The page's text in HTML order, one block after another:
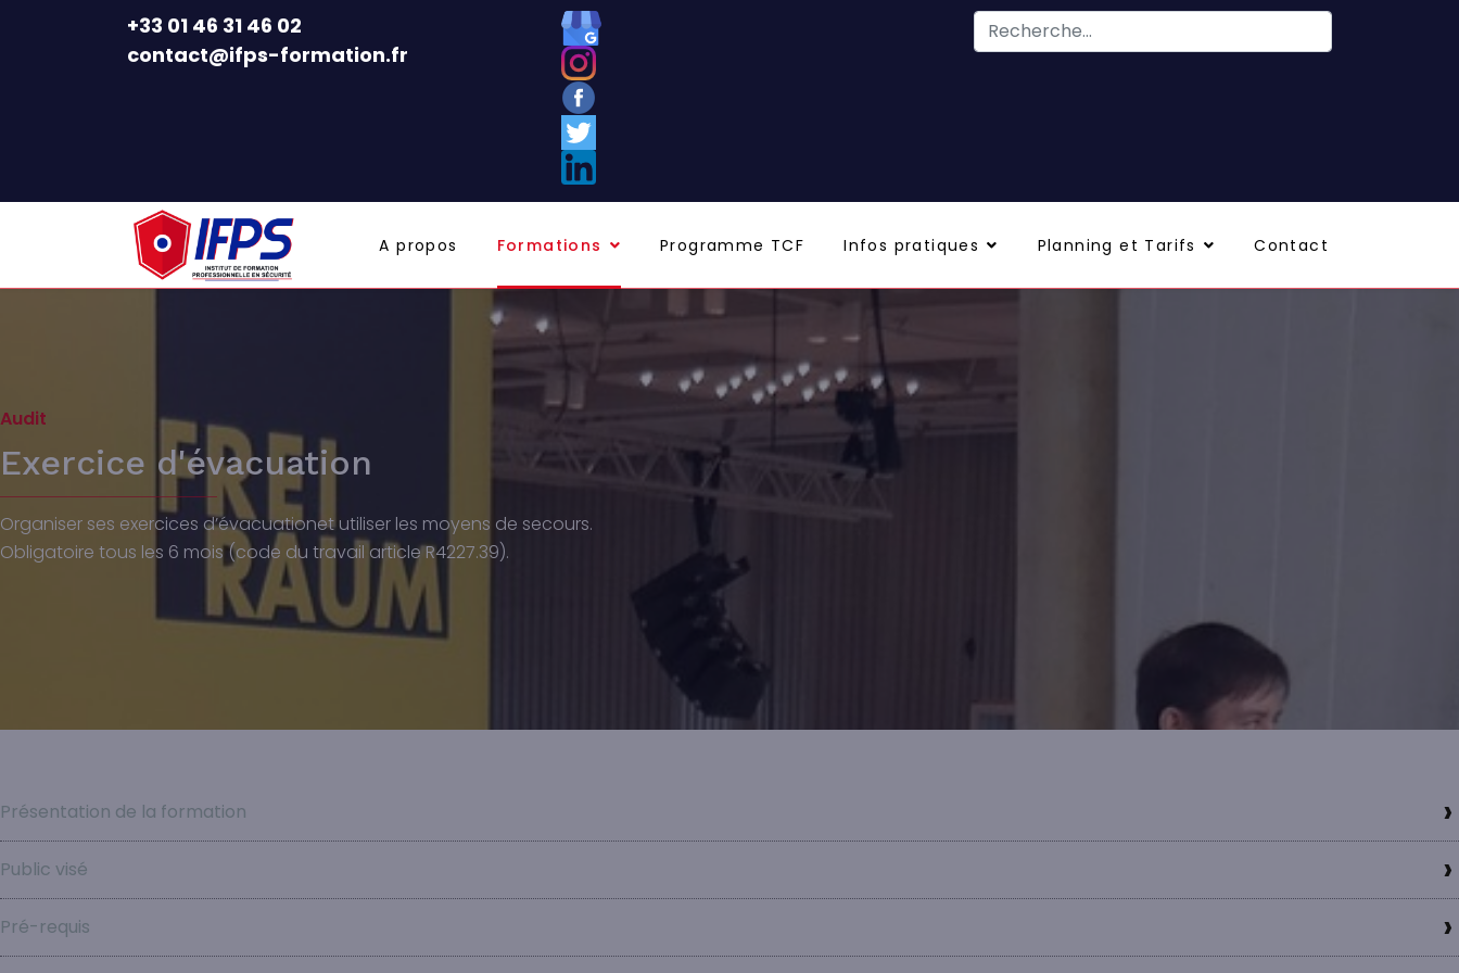
+33 01 46 31 46 02
contact@ifps-formation.fr
A propos Formations Programme TCF Infos pratiques Planning et Tarifs Contact
Audit
Exercice d'évacuation
Organiser ses exercices d’évacuationet utiliser les moyens de secours.
Obligatoire tous les 6 mois (code du travail article R4227.39).
Présentation de la formation
Public visé
Pré-requis